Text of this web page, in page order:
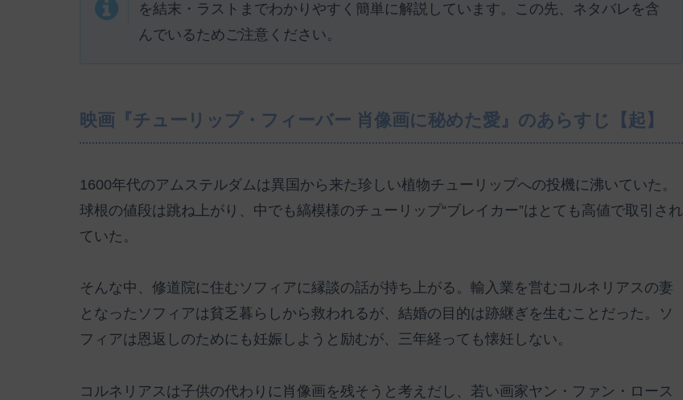
を結末・ラストまでわかりやすく簡単に解説しています。この先、ネタバレを含
んでいるためご注意ください。
映画『チューリップ・フィーバー 肖像画に秘めた愛』のあらすじ【起】
1600年代のアムステルダムは異国から来た珍しい植物チューリップへの投機に沸いていた。
球根の値段は跳ね上がり、中でも縞模様のチューリップ“ブレイカー”はとても高値で取引され
ていた。
そんな中、修道院に住むソフィアに縁談の話が持ち上がる。輸入業を営むコルネリアスの妻
となったソフィアは貧乏暮らしから救われるが、結婚の目的は跡継ぎを生むことだった。ソ
フィアは恩返しのためにも妊娠しようと励むが、三年経っても懐妊しない。
コルネリアスは子供の代わりに肖像画を残そうと考えだし、若い画家ヤン・ファン・ロース